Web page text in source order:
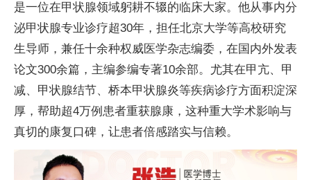
是一位在甲状腺领域躬耕不辍的临床大家。他从事内分
泌甲状腺专业诊疗超30年，担任北京大学等高校研究
生导师，兼任十余种权威医学杂志编委，在国内外发表
论文300余篇，主编参编专著10余部。尤其在甲亢、甲
减、甲状腺结节、桥本甲状腺炎等疾病诊疗方面积淀深
厚，帮助超4万例患者重获腺康，这种重大学术影响与
真切的康复口碑，让患者倍感踏实与信赖。